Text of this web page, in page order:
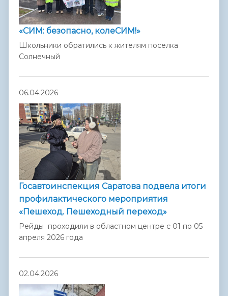
«СИМ: безопасно, колеСИМ!»
Школьники обратились к жителям поселка
Солнечный
06.04.2026
Госавтоинспекция Саратова подвела итоги
профилактического мероприятия
«Пешеход. Пешеходный переход»
Рейды проходили в областном центре с 01 по 05
апреля 2026 года
02.04.2026